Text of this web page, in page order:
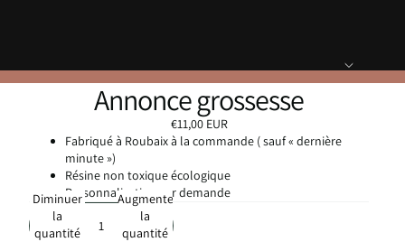
Annonce grossesse
€11,00 EUR
Fabriqué à Roubaix à la commande ( sauf « dernière
minute »)
Résine non toxique écologique
Personnalisation sur demande
Diminuer
la
quantité
Augmenter
la
quantité